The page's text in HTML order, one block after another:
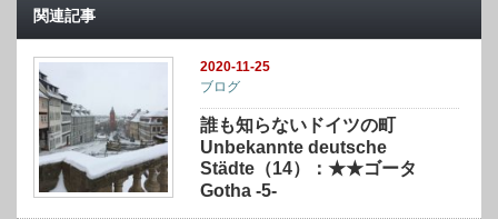
関連記事
2020-11-25
ブログ
誰も知らないドイツの町
Unbekannte deutsche
Städte（14）：★★ゴータ
Gotha -5-